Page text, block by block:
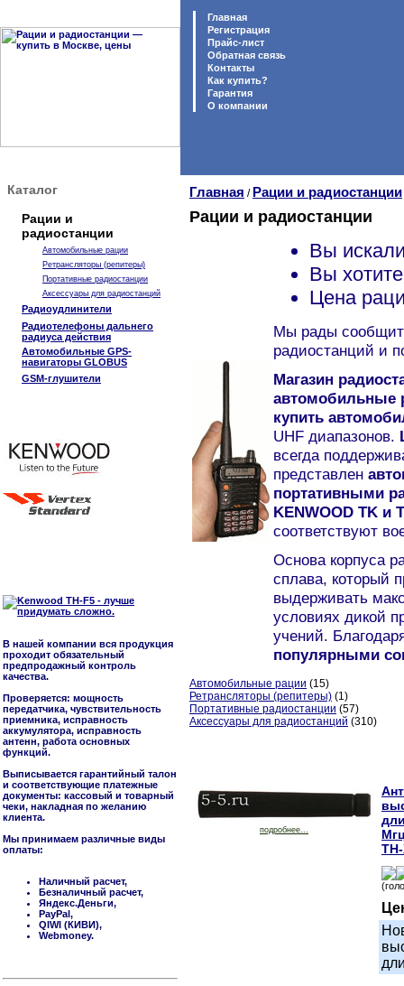
Главная
Регистрация
Прайс-лист
Обратная связь
Контакты
Как купить?
Гарантия
O компании
Каталог
Рации и
радиостанции
Автомобильные рации
Ретрансляторы (репитеры)
Портативные радиостанции
Аксессуары для радиостанций
Радиоудлинители
Радиотелефоны дальнего
радиуса действия
Автомобильные GPS-
навигаторы GLOBUS
GSM-глушители
В нашей компании вся продукция
проходит обязательный
предпродажный контроль
качества.
Проверяется: мощность
передатчика, чувствительность
приемника, исправность
аккумулятора, исправность
антенн, работа основных
функций.
Выписывается гарантийный талон
и соответствующие платежные
документы: кассовый и товарный
чеки, накладная по желанию
клиента.
Мы принимаем различные виды
оплаты:
Наличный расчет,
Безналичный расчет,
Яндекс.Деньги,
PayPal,
QIWI (КИВИ),
Webmoney.
Главная / Рации и радиостанции
Рации и радиостанции
Вы
Вы
Цена
Мы рады
радиостанций и
Магазин
автомобильные
купить
UHF диапазонов.
всегда
представлен
портативными
KENWOOD TK и
соответствуют
Основа корпуса
сплава, который
выдерживать
условиях дикой
учений.
популярными
Автомобильные рации (15)
Ретрансляторы (репитеры) (1)
Портативные радиостанции (57)
Аксессуары для радиостанций (310)
подробнее...